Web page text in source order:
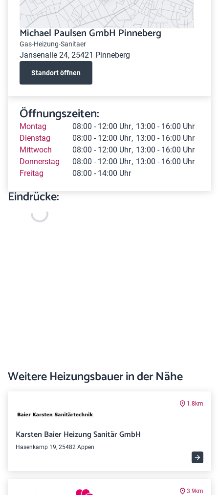
Michael Paulsen GmbH Pinneberg
Gas-Heizung-Sanitaer
Jansenalle 24, 25421 Pinneberg
Standort öffnen
Öffnungszeiten:
Montag 08:00 - 12:00 Uhr 13:00 - 16:00 Uhr
Dienstag
08:00 - 12:00 Uhr 13:00 - 16:00 Uhr
Mittwoch
08:00 - 12:00 Uhr 13:00 - 16:00 Uhr
Donnerstag
08:00 - 12:00 Uhr 13:00 - 16:00 Uhr
Freitag
08:00 - 14:00 Uhr
Eindrücke:
Weitere Heizungsbauer in der Nähe
1.8km
Karsten Baier Heizung Sanitär GmbH
Hasenkamp 19, 25482 Appen
3.9km